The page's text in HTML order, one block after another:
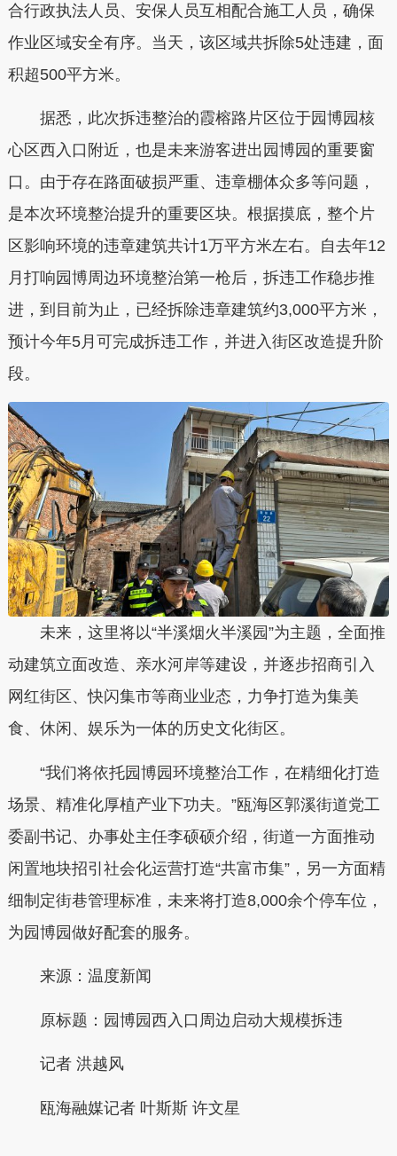
合行政执法人员、安保人员互相配合施工人员，确保
作业区域安全有序。当天，该区域共拆除5处违建，面
积超500平方米。
据悉，此次拆违整治的霞榕路片区位于园博园核
心区西入口附近，也是未来游客进出园博园的重要窗
口。由于存在路面破损严重、违章棚体众多等问题，
是本次环境整治提升的重要区块。根据摸底，整个片
区影响环境的违章建筑共计1万平方米左右。自去年12
月打响园博周边环境整治第一枪后，拆违工作稳步推
进，到目前为止，已经拆除违章建筑约3,000平方米，
预计今年5月可完成拆违工作，并进入街区改造提升阶
段。
未来，这里将以“半溪烟火半溪园”为主题，全面推
动建筑立面改造、亲水河岸等建设，并逐步招商引入
网红街区、快闪集市等商业业态，力争打造为集美
食、休闲、娱乐为一体的历史文化街区。
“我们将依托园博园环境整治工作，在精细化打造
场景、精准化厚植产业下功夫。”瓯海区郭溪街道党工
委副书记、办事处主任李硕硕介绍，街道一方面推动
闲置地块招引社会化运营打造“共富市集”，另一方面精
细制定街巷管理标准，未来将打造8,000余个停车位，
为园博园做好配套的服务。
来源：温度新闻
原标题：园博园西入口周边启动大规模拆违
记者 洪越风
瓯海融媒记者 叶斯斯 许文星